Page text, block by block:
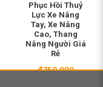
Phục Hồi Thuỷ
Lực Xe Nâng
Tay, Xe Nâng
Cao, Thang
Nâng Người Giá
Rẻ
₫750.000